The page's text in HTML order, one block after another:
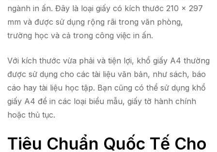
ngành in ấn. Đây là loại giấy có kích thước 210 x 297
mm và được sử dụng rộng rãi trong văn phòng,
trường học và cả trong công việc in ấn.
Với kích thước vừa phải và tiện lợi, khổ giấy A4 thường
được sử dụng cho các tài liệu văn bản, như sách, báo
cáo hay tài liệu học tập. Bạn cũng có thể sử dụng khổ
giấy A4 để in các loại biểu mẫu, giấy tờ hành chính
hoặc thủ tục.
Tiêu Chuẩn Quốc Tế Cho